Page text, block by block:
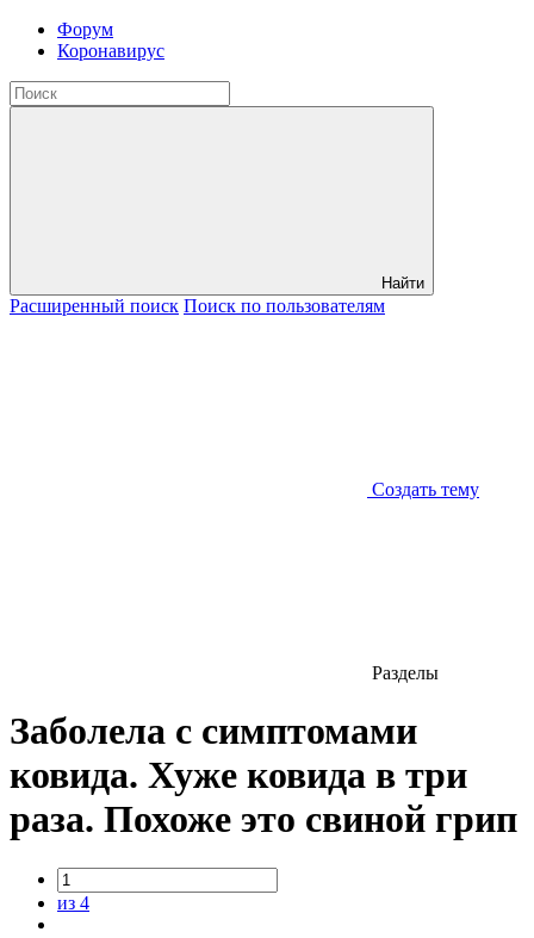
Форум
Коронавирус
Найти
Расширенный поиск Поиск по пользователям
Создать тему
Разделы
Заболела с симптомами
ковида. Хуже ковида в три
раза. Похоже это свиной грип
из 4